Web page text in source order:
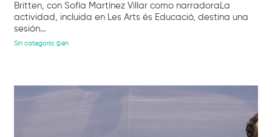
Britten, con Sofía Martínez Villar como narradoraLa
actividad, incluida en Les Arts és Educació, destina una
sesión...
Sin categoría @en